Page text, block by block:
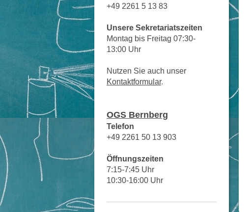
+49 2261 5 13 83
Unsere Sekretariatszeiten
Montag bis Freitag 07:30-
13:00 Uhr
Nutzen Sie auch unser
Kontaktformular.
OGS Bernberg
Telefon
+49 2261 50 13 903
Öffnungszeiten
7:15-7:45 Uhr
10:30-16:00 Uhr